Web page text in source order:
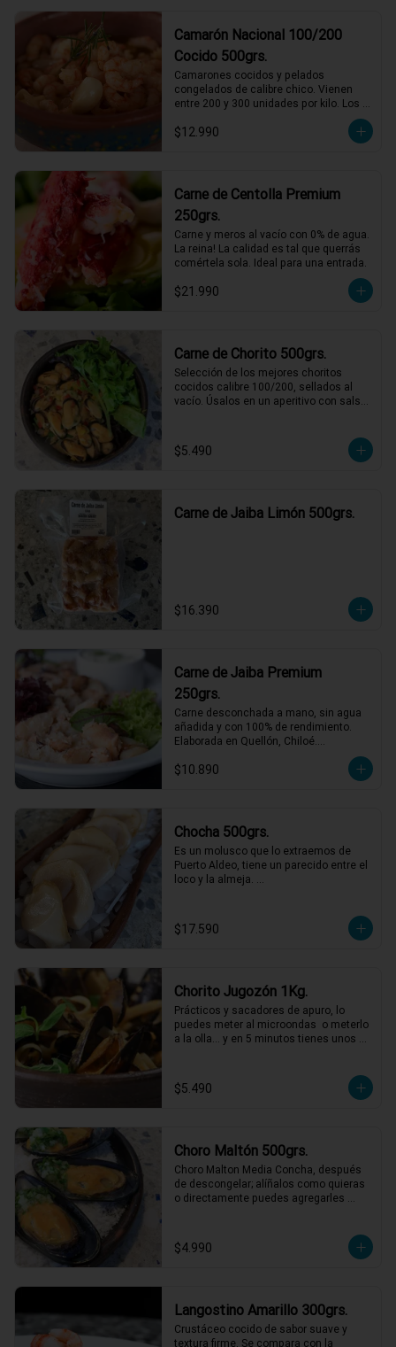
Camarón Nacional 100/200
Cocido 500grs.
Camarones cocidos y pelados
congelados de calibre chico. Vienen
entre 200 y 300 unidades por kilo. Los
sabor incomparable. Perfectos para
acompañamientos, salsas y rellenos.
$12.990
Carne de Centolla Premium
250grs.
Carne y meros al vacío con 0% de agua.
La reina! La calidad es tal que querrás
comértela sola. Ideal para una entrada.
$21.990
Carne de Chorito 500grs.
Selección de los mejores choritos
cocidos calibre 100/200, sellados al
vacío. Úsalos en un aperitivo con salsa
$5.490
Carne de Jaiba Limón 500grs.
$16.390
Carne de Jaiba Premium
250grs.
Carne desconchada a mano, sin agua
añadida y con 100% de rendimiento.
Elaborada en Quellón, Chiloé.
palta rellena o canapés.
$10.890
Chocha 500grs.
Es un molusco que lo extraemos de
Puerto Aldeo, tiene un parecido entre el
loco y la almeja.
comerlo crudo en ceviches, tiraditos o
simplemente  aliñado con limón, aceite
$17.590
Chorito Jugozón 1Kg.
Prácticos y sacadores de apuro, lo
puedes meter al microondas  o meterlo
a la olla… y en 5 minutos tienes unos
$5.490
Choro Maltón 500grs.
Choro Malton Media Concha, después
de descongelar; alíñalos como quieras
o directamente puedes agregarles
$4.990
Langostino Amarillo 300grs.
Crustáceo cocido de sabor suave y
textura firme. Se compara con la